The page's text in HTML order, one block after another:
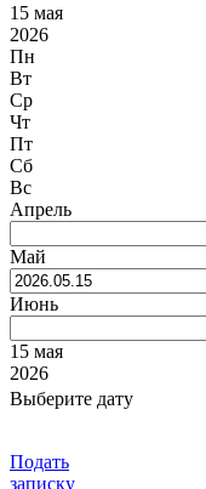
15 мая
2026
Пн
Вт
Ср
Чт
Пт
Сб
Вс
Апрель
Май
Июнь
15 мая
2026
Выберите дату
Подать
записку